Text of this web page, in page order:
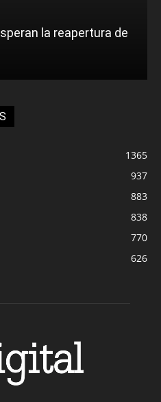
la reapertura de
1365
937
883
838
770
626